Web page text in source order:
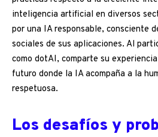
inteligencia artificial en diversos
por una IA responsable, consciente
sociales de sus aplicaciones. Al
como dotAI, comparte su
futuro donde la IA acompaña a la
respetuosa.
Los desafíos y